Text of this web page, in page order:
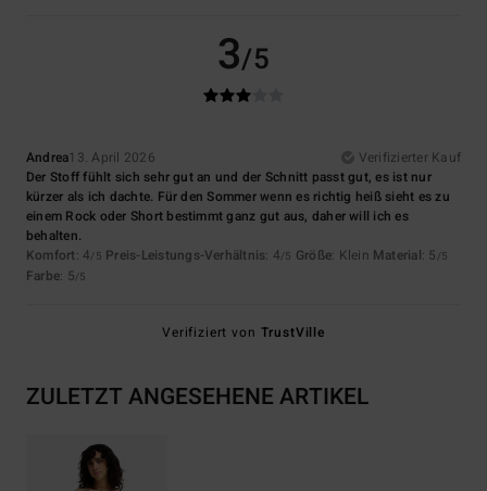
3/5
Andrea13. April 2026
Verifizierter Kauf
Der Stoff fühlt sich sehr gut an und der Schnitt passt gut, es ist nur
kürzer als ich dachte. Für den Sommer wenn es richtig heiß sieht es zu
einem Rock oder Short bestimmt ganz gut aus, daher will ich es
behalten.
Komfort: 4/5 Preis-Leistungs-Verhältnis: 4/5 Größe: Klein Material: 5 /5
Farbe: 5/5
Verifiziert von TrustVille
ZULETZT ANGESEHENE ARTIKEL